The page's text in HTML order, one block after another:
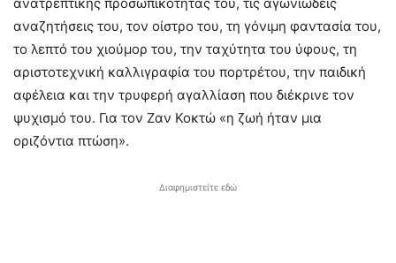
αναζητήσεις του, τον οίστρο του, τη γόνιμη φαντασία του,
το λεπτό του χιούμορ του, την ταχύτητα του ύφους, τη
αριστοτεχνική καλλιγραφία του πορτρέτου, την παιδική
αφέλεια και την τρυφερή αγαλλίαση που διέκρινε τον
ψυχισμό του. Για τον Ζαν Κοκτώ «η ζωή ήταν μια
οριζόντια πτώση».
Διαφημιστείτε εδώ